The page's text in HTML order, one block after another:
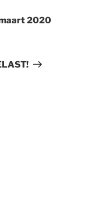
2020